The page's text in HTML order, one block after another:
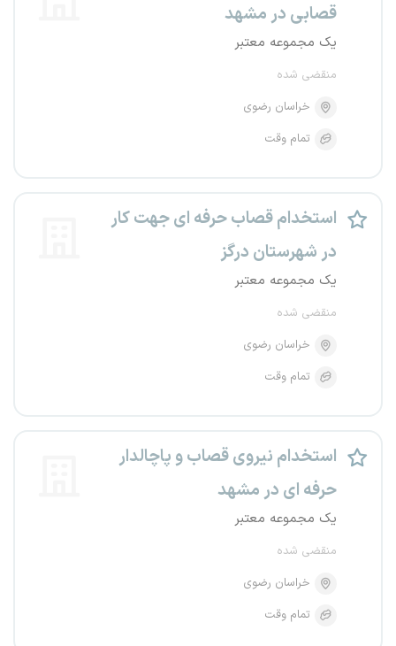
قصابی در مشهد
یک مجموعه معتبر
منقضی شده
خراسان رضوی
تمام وقت
استخدام قصاب حرفه ای جهت کار
در شهرستان درگز
یک مجموعه معتبر
منقضی شده
خراسان رضوی
تمام وقت
استخدام نیروی قصاب و پاچالدار
حرفه ای در مشهد
یک مجموعه معتبر
منقضی شده
خراسان رضوی
تمام وقت